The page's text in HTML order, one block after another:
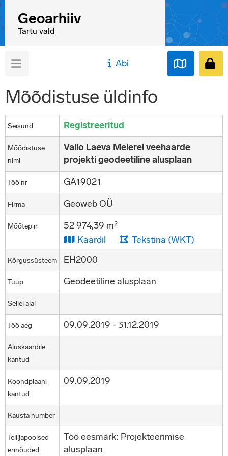
Geoarhiiv
Tartu vald
Abi
Mõõdistuse üldinfo
Seisund Registreeritud
Mõõdistuse
nimi
Valio Laeva Meierei veehaarde
projekti geodeetiline alusplaan
Töö nr GA19021
Firma Geoweb OÜ
Mõõtepiir
52 974,39 m²
Kaardil
Tekstina (WKT)
Kõrgussüsteem EH2000
Tüüp Geodeetiline alusplaan
Sellel alal
Töö aeg 09.09.2019 - 31.12.2019
Aluskaardile
kantud
Koondplaani
kantud
09.09.2019
Kausta number
Tellijapoolsed
erinõuded
Töö eesmärk: Projekteerimise
alusplaan